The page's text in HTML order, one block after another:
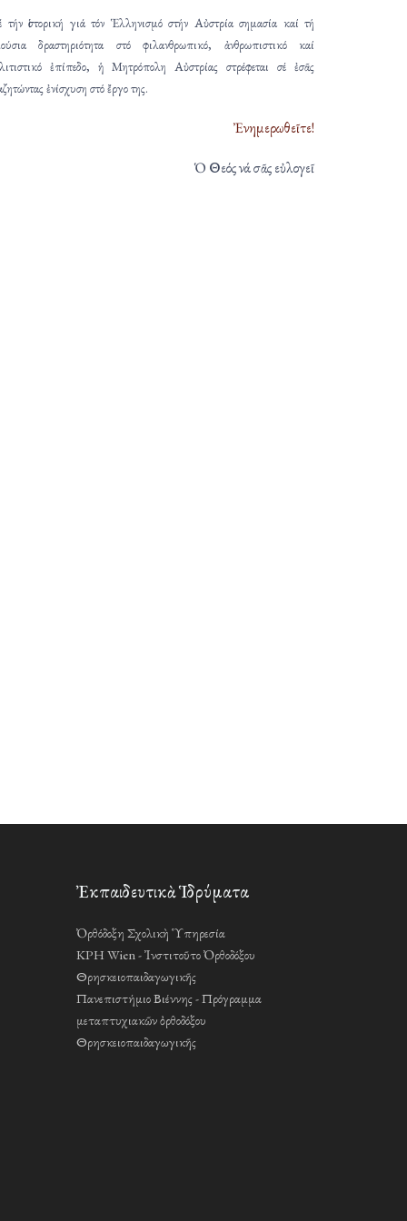
ἱστορική γιά τόν Ἑλληνισμό στήν Αὐστρία σημασία καί τή
δραστηριότητα στό φιλανθρωπικό, ἀνθρωπιστικό καί
ἐπίπεδο, ἡ Μητρόπολη Αὐστρίας στρέφεται σέ ἐσᾶς
ἐνίσχυση στό ἔργο της.
Ἐνημερωθεῖτε!
Ὁ Θεός νά σᾶς εὐλογεῖ
Ἐκπαιδευτικὰ Ἱδρύματα
Ὀρθόδοξη Σχολικὴ Ὑπηρεσία
KPH Wien - Ἰνστιτοῦτο Ὀρθοδόξου
Θρησκειοπαιδαγωγικῆς
Πανεπιστήμιο Βιέννης - Πρόγραμμα
μεταπτυχιακῶν ὀρθοδόξου
Θρησκειοπαιδαγωγικῆς